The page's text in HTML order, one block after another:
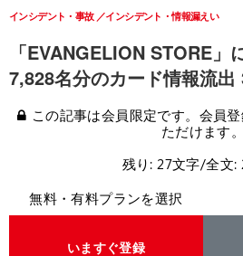
「EVANGELION STORE」
7,828名分のカード情報流
インシデント・事故 インシデント・情報漏えい
この記事は会員限定です。会員
ただけます。
残り: 27文字/全文:
無料・有料プランを選択
いますぐ登録